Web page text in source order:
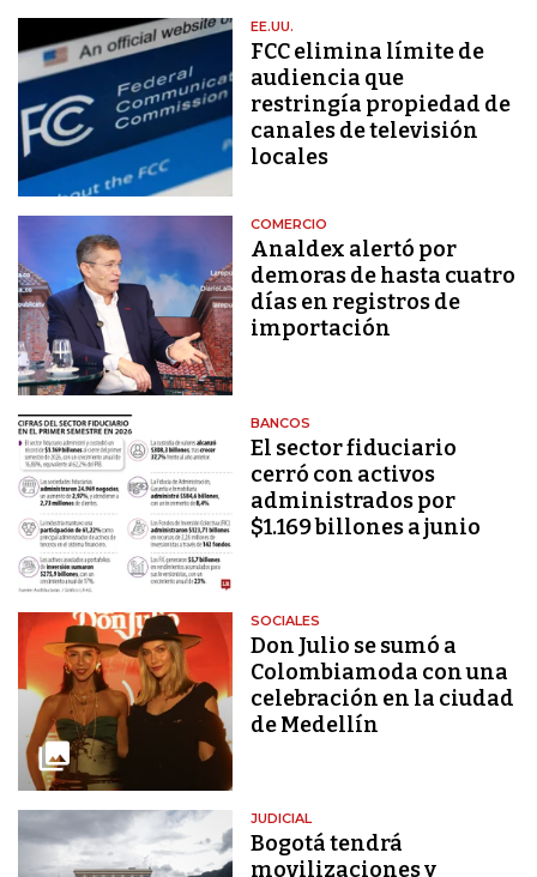
EE.UU.
FCC elimina límite de
audiencia que
restringía propiedad de
canales de televisión
locales
COMERCIO
Analdex alertó por
demoras de hasta cuatro
días en registros de
importación
BANCOS
El sector fiduciario
cerró con activos
administrados por
$1.169 billones a junio
SOCIALES
Don Julio se sumó a
Colombiamoda con una
celebración en la ciudad
de Medellín
JUDICIAL
Bogotá tendrá
movilizaciones y